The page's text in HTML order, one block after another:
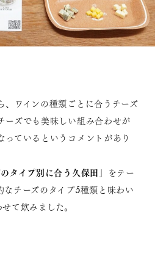
、ワインの種類ごとに合うチーズ
ーズでも美味しい組み合わせが
っているというコメントがあり
タイプ別に合う久保田 」をテー
なチーズのタイプ5種類と味わい
て飲みました。